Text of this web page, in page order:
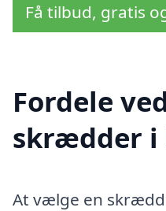
Få tilbud, gratis
Fordele
skrædder i
At vælge en